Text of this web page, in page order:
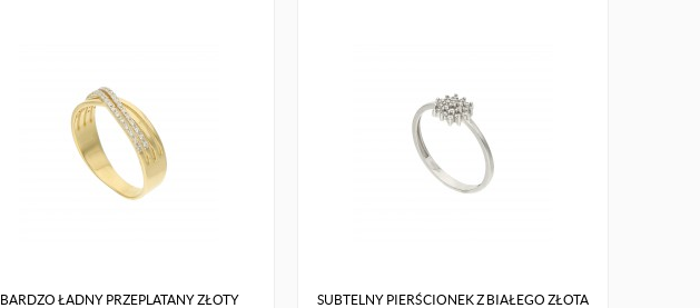
BARDZO ŁADNY PRZEPLATANY ZŁOTY
SUBTELNY PIERŚCIONEK Z BIAŁEGO ZŁOTA